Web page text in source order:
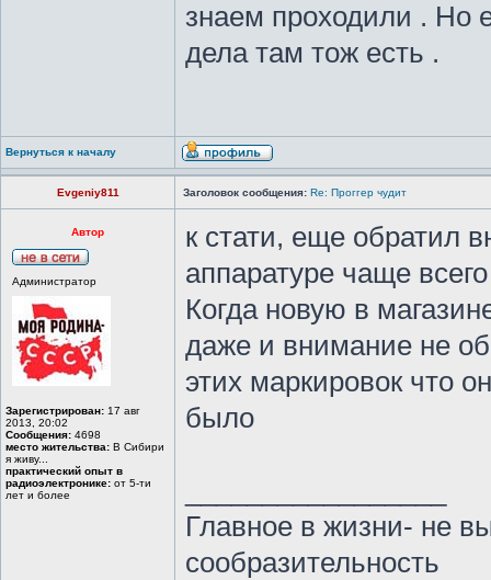
знаем проходили . Но
дела там тож есть .
Вернуться к началу
Evgeniy811 Заголовок сообщения: Re: Проггер чудит
Автор
Администратор
Зарегистрирован: 17 авг
2013, 20:02
Сообщения: 4698
место жительства: В Сибири
я живу...
практический опыт в
радиоэлектронике: от 5-ти
лет и более
к стати, еще обратил
аппаратуре чаще
Когда новую в
даже и внимание не
этих маркировок что
было
Главное в жизни- не
сообразительность